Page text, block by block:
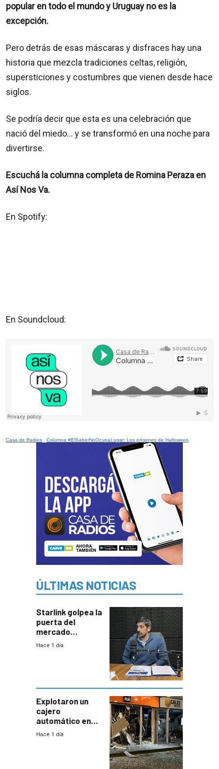
popular en todo el mundo y Uruguay no es la
excepción.
Pero detrás de esas máscaras y disfraces hay una
historia que mezcla tradiciones celtas, religión,
supersticiones y costumbres que vienen desde hace
siglos.
Se podría decir que esta es una celebración que
nació del miedo… y se transformó en una noche para
divertirse.
Escuchá la columna completa de Romina Peraza en
Así Nos Va.
En Spotify:
En Soundcloud:
Casa de Radios · Columna #ElSaberNoOcupaLugar: Los orígenes de Halloween
ÚLTIMAS NOTICIAS
Starlink golpea la
puerta del
mercado
uruguayo y Antel
con mayor
miedo”
Hace 1 día
Explotaron un
cajero
automático en
Parque Miramar;
Hace 1 día